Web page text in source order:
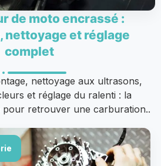
de moto encrassé :
nettoyage et réglage
complet
nettoyage aux ultrasons,
et réglage du ralenti : la
retrouver une carburation..